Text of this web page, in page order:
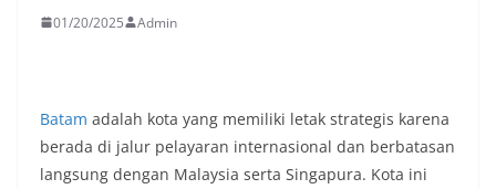
01/20/2025 Admin
Batam adalah kota yang memiliki letak strategis karena
berada di jalur pelayaran internasional dan berbatasan
langsung dengan Malaysia serta Singapura. Kota ini